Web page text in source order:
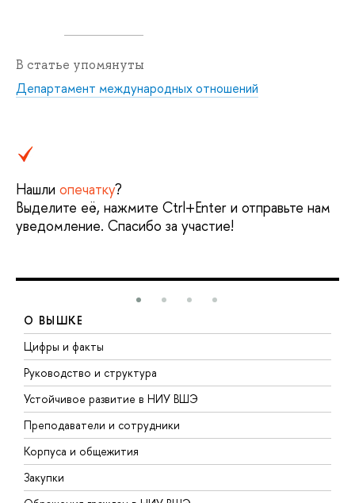
В статье упомянуты
Департамент международных отношений
Нашли опечатку?
Выделите её, нажмите Ctrl+Enter и отправьте нам
уведомление. Спасибо за участие!
О ВЫШКЕ
Цифры и факты
Руководство и структура
Устойчивое развитие в НИУ ВШЭ
Преподаватели и сотрудники
Корпуса и общежития
Закупки